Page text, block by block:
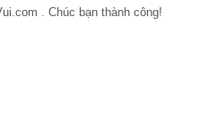
. Chúc bạn thành công!